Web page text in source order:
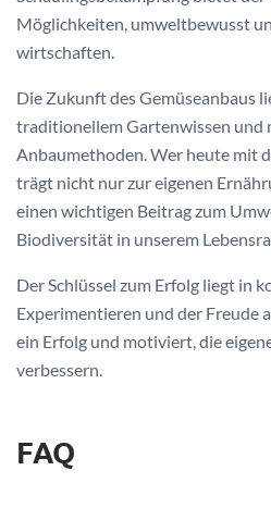
Möglichkeiten, umweltbewusst
wirtschaften.
Die Zukunft des Gemüseanbaus
traditionellem Gartenwissen und
Anbaumethoden. Wer heute mit
trägt nicht nur zur eigenen
einen wichtigen Beitrag zum
Biodiversität in unserem
Der Schlüssel zum Erfolg liegt in
Experimentieren und der Freude
ein Erfolg und motiviert, die
verbessern.
FAQ